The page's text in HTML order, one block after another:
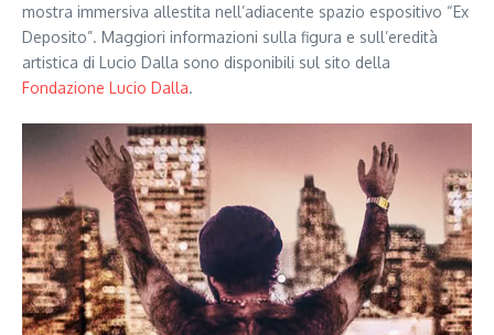
mostra immersiva allestita nell’adiacente spazio espositivo “Ex
Deposito”. Maggiori informazioni sulla figura e sull’eredità
artistica di Lucio Dalla sono disponibili sul sito della
Fondazione Lucio Dalla.